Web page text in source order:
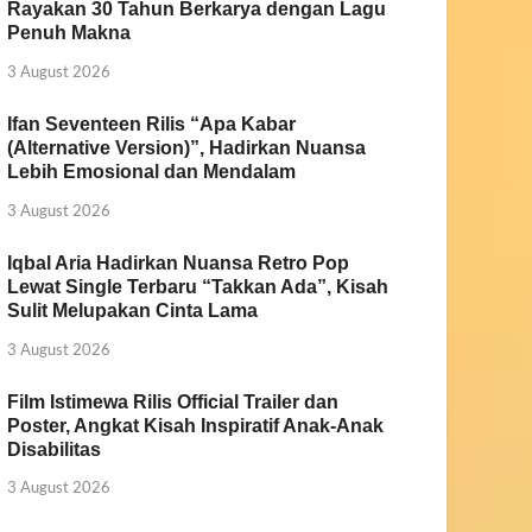
Rayakan 30 Tahun Berkarya dengan Lagu
Penuh Makna
3 August 2026
Ifan Seventeen Rilis “Apa Kabar
(Alternative Version)”, Hadirkan Nuansa
Lebih Emosional dan Mendalam
3 August 2026
Iqbal Aria Hadirkan Nuansa Retro Pop
Lewat Single Terbaru “Takkan Ada”, Kisah
Sulit Melupakan Cinta Lama
3 August 2026
Film Istimewa Rilis Official Trailer dan
Poster, Angkat Kisah Inspiratif Anak-Anak
Disabilitas
3 August 2026